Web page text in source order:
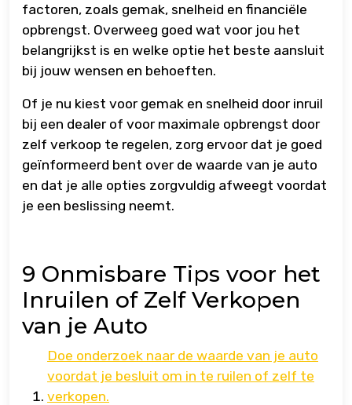
factoren, zoals gemak, snelheid en financiële
opbrengst. Overweeg goed wat voor jou het
belangrijkst is en welke optie het beste aansluit
bij jouw wensen en behoeften.
Of je nu kiest voor gemak en snelheid door inruil
bij een dealer of voor maximale opbrengst door
zelf verkoop te regelen, zorg ervoor dat je goed
geïnformeerd bent over de waarde van je auto
en dat je alle opties zorgvuldig afweegt voordat
je een beslissing neemt.
9 Onmisbare Tips voor het
Inruilen of Zelf Verkopen
van je Auto
Doe onderzoek naar de waarde van je auto
voordat je besluit om in te ruilen of zelf te
verkopen.